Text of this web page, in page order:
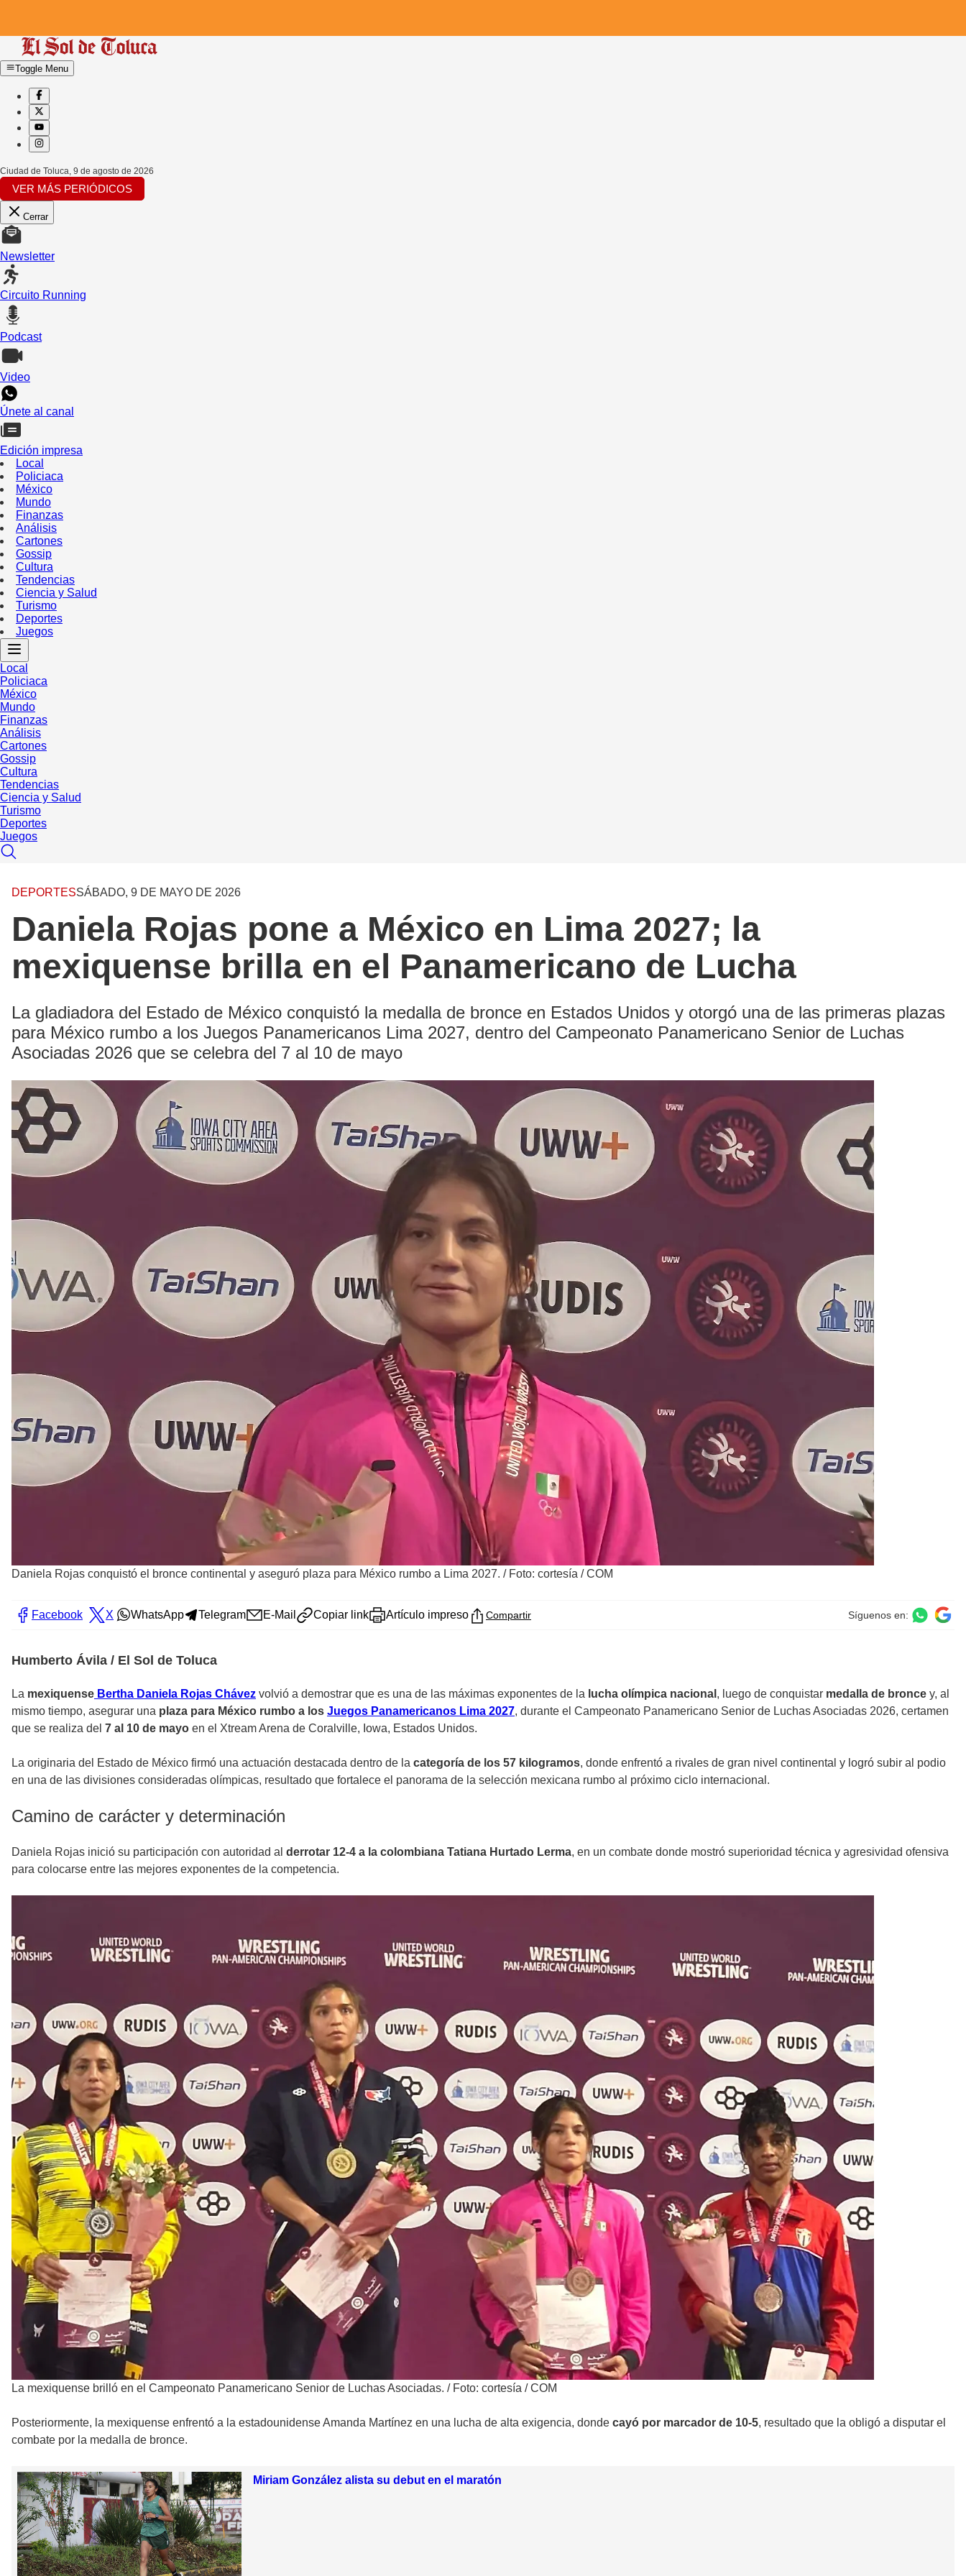
Toggle Menu
Ciudad de Toluca 9 de agosto de 2026
VER MÁS PERIÓDICOS
Cerrar
Newsletter
Circuito Running
Podcast
Video
Únete al canal
Edición impresa
Local
Policiaca
México
Mundo
Finanzas
Análisis
Cartones
Gossip
Cultura
Tendencias
Ciencia y Salud
Turismo
Deportes
Juegos
Local
Policiaca
México
Mundo
Finanzas
Análisis
Cartones
Gossip
Cultura
Tendencias
Ciencia y Salud
Turismo
Deportes
Juegos
DEPORTESSÁBADO, 9 DE MAYO DE 2026
Daniela Rojas pone a México en Lima 2027; la
mexiquense brilla en el Panamericano de Lucha
La gladiadora del Estado de México conquistó la medalla de bronce en Estados Unidos y otorgó una de las primeras plazas
para México rumbo a los Juegos Panamericanos Lima 2027, dentro del Campeonato Panamericano Senior de Luchas
Asociadas 2026 que se celebra del 7 al 10 de mayo
Daniela Rojas conquistó el bronce continental y aseguró plaza para México rumbo a Lima 2027. / Foto: cortesía / COM
Facebook X WhatsApp Telegram E-Mail Copiar link Artículo impreso Compartir Síguenos en:
Humberto Ávila / El Sol de Toluca
La mexiquense Bertha Daniela Rojas Chávez volvió a demostrar que es una de las máximas exponentes de la lucha olímpica nacional , luego de conquistar medalla de bronce y, al
mismo tiempo, asegurar una plaza para México rumbo a los Juegos Panamericanos Lima 2027, durante el Campeonato Panamericano Senior de Luchas Asociadas 2026, certamen
que se realiza del 7 al 10 de mayo en el Xtream Arena de Coralville, Iowa, Estados Unidos.
La originaria del Estado de México firmó una actuación destacada dentro de la categoría de los 57 kilogramos, donde enfrentó a rivales de gran nivel continental y logró subir al podio
en una de las divisiones consideradas olímpicas, resultado que fortalece el panorama de la selección mexicana rumbo al próximo ciclo internacional.
Camino de carácter y determinación
Daniela Rojas inició su participación con autoridad al derrotar 12-4 a la colombiana Tatiana Hurtado Lerma, en un combate donde mostró superioridad técnica y agresividad ofensiva
para colocarse entre las mejores exponentes de la competencia.
La mexiquense brilló en el Campeonato Panamericano Senior de Luchas Asociadas. / Foto: cortesía / COM
Posteriormente, la mexiquense enfrentó a la estadounidense Amanda Martínez en una lucha de alta exigencia, donde cayó por marcador de 10-5, resultado que la obligó a disputar el
combate por la medalla de bronce.
Miriam González alista su debut en el maratón